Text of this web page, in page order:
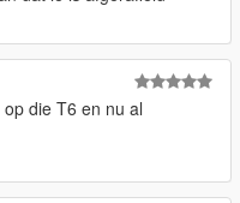
die T6 en nu al